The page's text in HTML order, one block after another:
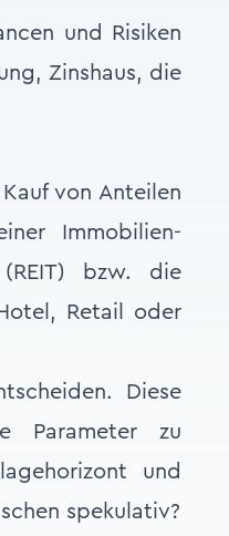
und Risiken
Zinshaus, die
von Anteilen
Immobilien-
bzw. die
Retail oder
Diese
Parameter zu
und
spekulativ?